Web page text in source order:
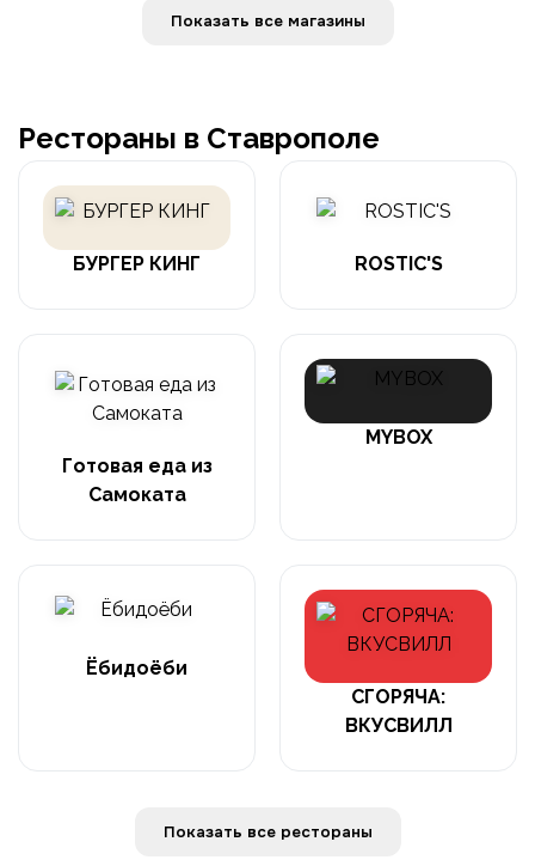
Показать все магазины
Рестораны в Ставрополе
БУРГЕР КИНГ ROSTIC'S
Готовая еда из
Самоката
MYBOX
Ёбидоёби
СГОРЯЧА:
ВКУСВИЛЛ
Показать все рестораны